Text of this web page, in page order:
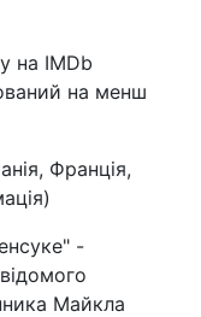
на IMDb
на менш
Франція,
-
Майкла